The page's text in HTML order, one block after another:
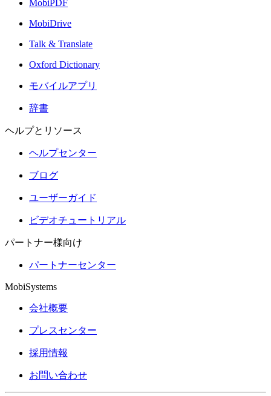
MobiPDF
MobiDrive
Talk & Translate
Oxford Dictionary
モバイルアプリ
辞書
ヘルプとリソース
ヘルプセンター
ブログ
ユーザーガイド
ビデオチュートリアル
パートナー様向け
パートナーセンター
MobiSystems
会社概要
プレスセンター
採用情報
お問い合わせ